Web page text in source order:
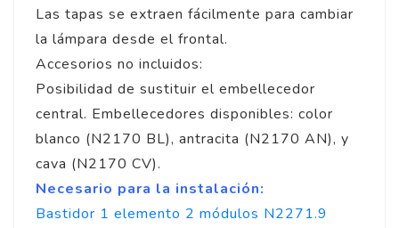
Las tapas se extraen fácilmente para cambiar
la lámpara desde el frontal.
Accesorios no incluidos:
Posibilidad de sustituir el embellecedor
central. Embellecedores disponibles: color
blanco (N2170 BL), antracita (N2170 AN), y
cava (N2170 CV).
Necesario para la instalación:
Bastidor 1 elemento 2 módulos N2271.9